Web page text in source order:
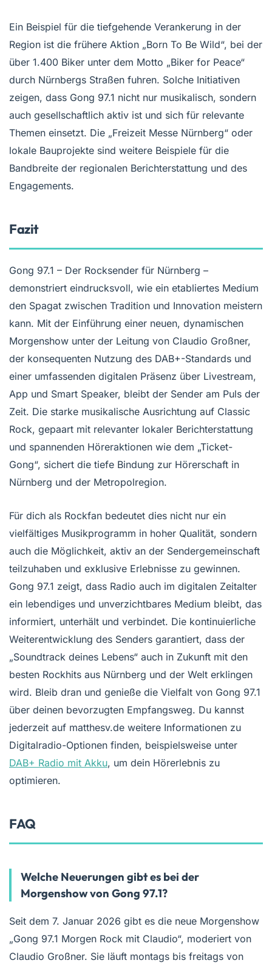
Ein Beispiel für die tiefgehende Verankerung in der
Region ist die frühere Aktion „Born To Be Wild“, bei der
über 1.400 Biker unter dem Motto „Biker for Peace“
durch Nürnbergs Straßen fuhren. Solche Initiativen
zeigen, dass Gong 97.1 nicht nur musikalisch, sondern
auch gesellschaftlich aktiv ist und sich für relevante
Themen einsetzt. Die „Freizeit Messe Nürnberg“ oder
lokale Bauprojekte sind weitere Beispiele für die
Bandbreite der regionalen Berichterstattung und des
Engagements.
Fazit
Gong 97.1 – Der Rocksender für Nürnberg –
demonstriert eindrucksvoll, wie ein etabliertes Medium
den Spagat zwischen Tradition und Innovation meistern
kann. Mit der Einführung einer neuen, dynamischen
Morgenshow unter der Leitung von Claudio Großner,
der konsequenten Nutzung des DAB+-Standards und
einer umfassenden digitalen Präsenz über Livestream,
App und Smart Speaker, bleibt der Sender am Puls der
Zeit. Die starke musikalische Ausrichtung auf Classic
Rock, gepaart mit relevanter lokaler Berichterstattung
und spannenden Höreraktionen wie dem „Ticket-
Gong“, sichert die tiefe Bindung zur Hörerschaft in
Nürnberg und der Metropolregion.
Für dich als Rockfan bedeutet dies nicht nur ein
vielfältiges Musikprogramm in hoher Qualität, sondern
auch die Möglichkeit, aktiv an der Sendergemeinschaft
teilzuhaben und exklusive Erlebnisse zu gewinnen.
Gong 97.1 zeigt, dass Radio auch im digitalen Zeitalter
ein lebendiges und unverzichtbares Medium bleibt, das
informiert, unterhält und verbindet. Die kontinuierliche
Weiterentwicklung des Senders garantiert, dass der
„Soundtrack deines Lebens“ auch in Zukunft mit den
besten Rockhits aus Nürnberg und der Welt erklingen
wird. Bleib dran und genieße die Vielfalt von Gong 97.1
über deinen bevorzugten Empfangsweg. Du kannst
jederzeit auf matthesv.de weitere Informationen zu
Digitalradio-Optionen finden, beispielsweise unter
DAB+ Radio mit Akku, um dein Hörerlebnis zu
optimieren.
FAQ
Welche Neuerungen gibt es bei der
Morgenshow von Gong 97.1?
Seit dem 7. Januar 2026 gibt es die neue Morgenshow
„Gong 97.1 Morgen Rock mit Claudio“, moderiert von
Claudio Großner. Sie läuft montags bis freitags von